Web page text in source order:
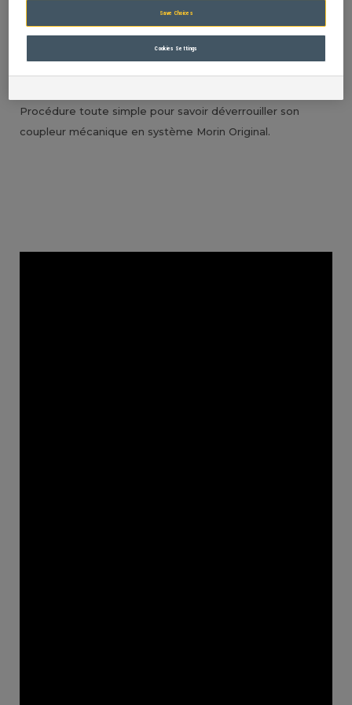
système Morin
Original ?
Procédure toute simple pour savoir déverrouiller son
coupleur mécanique en système Morin Original.
Save Choices
Cookies Settings